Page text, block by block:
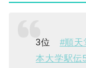
3位 #順天
本大学駅伝